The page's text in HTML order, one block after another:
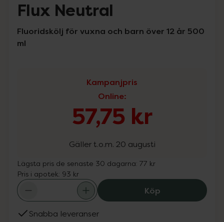
Flux Neutral
Fluoridskölj för vuxna och barn över 12 år 500
ml
Kampanjpris
Online:
57,75 kr
Gäller t.o.m. 20 augusti
Lägsta pris de senaste 30 dagarna: 77 kr
Pris i apotek: 93 kr
KöpFlux Neutral,
Snabba leveranser